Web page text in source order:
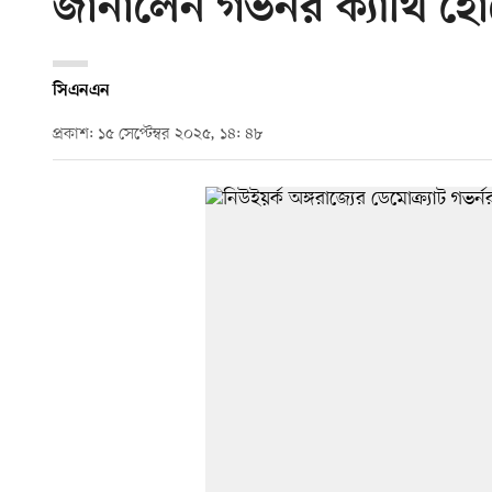
জানালেন গভর্নর ক্যাথি
সিএনএন
প্রকাশ: ১৫ সেপ্টেম্বর ২০২৫, ১৪: ৪৮